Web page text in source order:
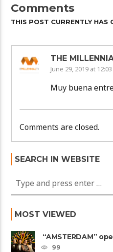
Comments
THIS POST CURRENTLY HAS
THE
June 29, 2019 at
Muy buena
Comments are closed.
SEARCH IN WEBSITE
MOST VIEWED
“AMSTERDAM”
October 7, 2022
99